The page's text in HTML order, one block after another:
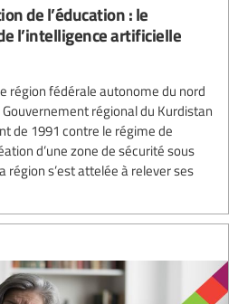
de l’éducation : le
l’intelligence artificielle
région fédérale autonome du nord
régional du Kurdistan
de 1991 contre le régime de
d’une zone de sécurité sous
région s’est attelée à relever ses